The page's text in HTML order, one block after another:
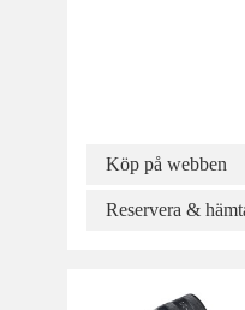
Köp på webben
Reservera &